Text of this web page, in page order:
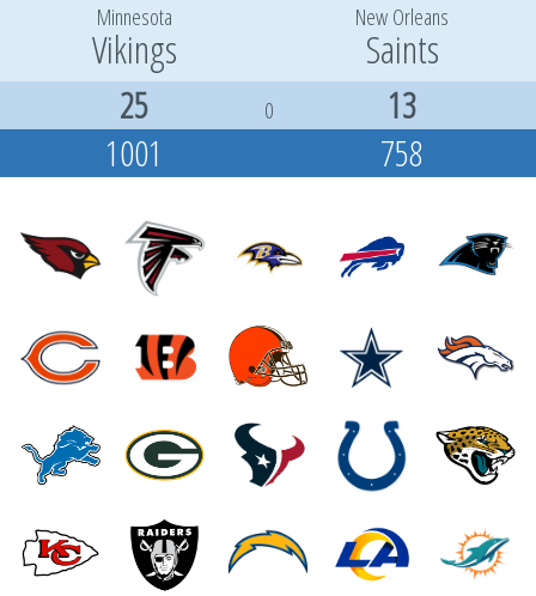
Minnesota New Orleans
Vikings Saints
25 0
13
1001
758